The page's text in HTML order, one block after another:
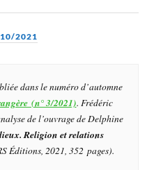
2021
dans le numéro d’automne
(n° 3/2021). Frédéric
de l’ouvrage de Delphine
Religion et relations
Éditions, 2021, 352 pages).